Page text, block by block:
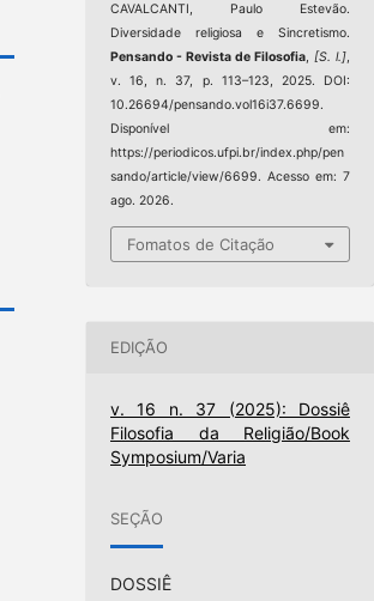
CAVALCANTI, Paulo Estevão.
Diversidade religiosa e Sincretismo.
Pensando - Revista de Filosofia, [S. l.],
v. 16, n. 37, p. 113–123, 2025. DOI:
10.26694/pensando.vol16i37.6699.
Disponível em:
https://periodicos.ufpi.br/index.php/pen
sando/article/view/6699. Acesso em: 7
ago. 2026.
Fomatos de Citação
EDIÇÃO
v. 16 n. 37 (2025): Dossiê
Filosofia da Religião/Book
Symposium/Varia
SEÇÃO
DOSSIÊ